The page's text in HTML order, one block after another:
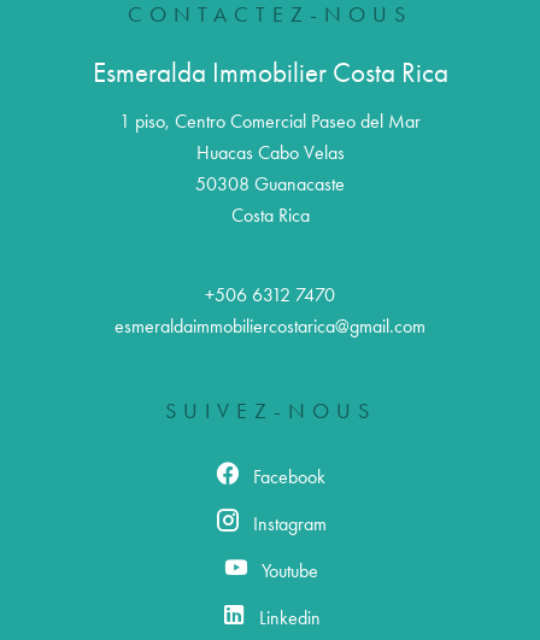
CONTACTEZ-NOUS
Esmeralda Immobilier Costa Rica
1 piso, Centro Comercial Paseo del Mar
Huacas Cabo Velas
50308 Guanacaste
Costa Rica
+506 6312 7470
esmeraldaimmobiliercostarica@gmail.com
SUIVEZ-NOUS
Facebook
Instagram
Youtube
Linkedin